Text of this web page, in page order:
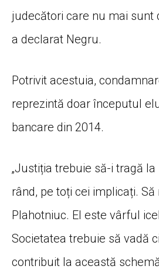
judecători care nu mai sunt
a declarat Negru.
Potrivit acestuia,
reprezintă doar începutul
bancare din 2014.
„Justiția trebuie să-i tragă
rând, pe toți cei implicați.
Plahotniuc. El este vârful
Societatea trebuie să vadă
contribuit la această